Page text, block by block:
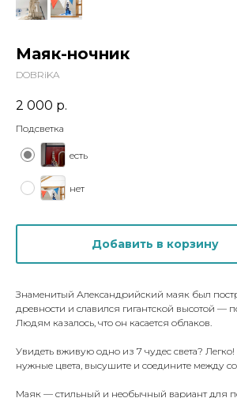
Маяк-ночник
DOBRiKA
2 000 р.
Подсветка
есть
нет
Добавить в корзину
Знаменитый Александрийский маяк был
древности и славился гигантской высотой —
Людям казалось, что он касается облаков.
Увидеть вживую одно из 7 чудес света? Легко!
нужные цвета, высушите и соедините между
Маяк — стильный и необычный вариант для